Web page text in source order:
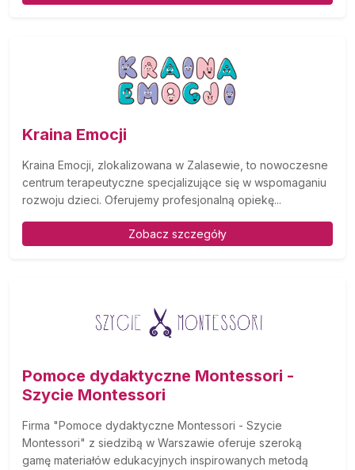
Kraina Emocji
Kraina Emocji, zlokalizowana w Zalasewie, to nowoczesne
centrum terapeutyczne specjalizujące się w wspomaganiu
rozwoju dzieci. Oferujemy profesjonalną opiekę...
Zobacz szczegóły
Pomoce dydaktyczne Montessori -
Szycie Montessori
Firma "Pomoce dydaktyczne Montessori - Szycie
Montessori" z siedzibą w Warszawie oferuje szeroką
gamę materiałów edukacyjnych inspirowanych metodą